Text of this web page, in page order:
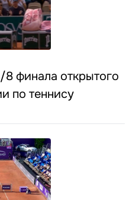
финала открытого
по теннису